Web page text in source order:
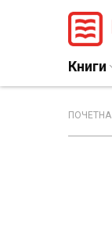
Книги
ПОЧЕТНА